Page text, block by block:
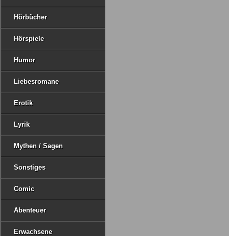
Hörbücher
Hörspiele
Humor
Liebesromane
Erotik
Lyrik
Mythen / Sagen
Sonstiges
Comic
Abenteuer
Erwachsene